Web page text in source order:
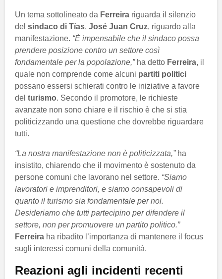
Un tema sottolineato da Ferreira riguarda il silenzio
del sindaco di Tías, José Juan Cruz, riguardo alla
manifestazione. “È impensabile che il sindaco possa
prendere posizione contro un settore così
fondamentale per la popolazione,”ha detto Ferreira, il
quale non comprende come alcuni partiti politici
possano essersi schierati contro le iniziative a favore
del turismo. Secondo il promotore, le richieste
avanzate non sono chiare e il rischio è che si stia
politicizzando una questione che dovrebbe riguardare
tutti.
“La nostra manifestazione non è politicizzata,”ha
insistito, chiarendo che il movimento è sostenuto da
persone comuni che lavorano nel settore. “Siamo
lavoratori e imprenditori, e siamo consapevoli di
quanto il turismo sia fondamentale per noi.
Desideriamo che tutti partecipino per difendere il
settore, non per promuovere un partito politico.”
Ferreira ha ribadito l’importanza di mantenere il focus
sugli interessi comuni della comunità.
Reazioni agli incidenti recenti